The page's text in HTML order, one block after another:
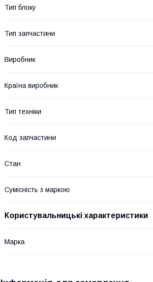
Тип блоку
Тип запчастини
Виробник
Країна виробник
Тип техніки
Код запчастини
Стан
Сумісність з маркою
Користувальницькі характеристики
Марка